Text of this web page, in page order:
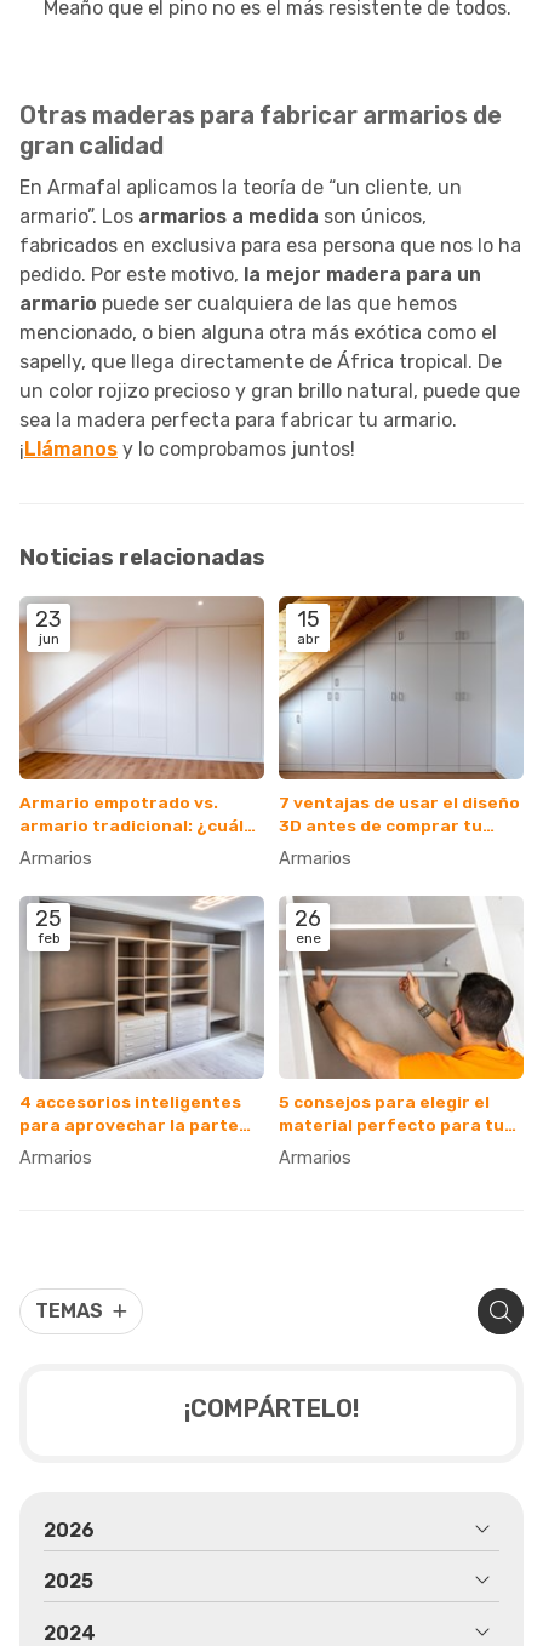
TEMAS
Meaño que el pino no es el más resistente de todos.
Otras maderas para fabricar armarios de
gran calidad
En Armafal aplicamos la teoría de “un cliente, un
armario”. Los armarios a medida son únicos,
fabricados en exclusiva para esa persona que nos lo ha
pedido. Por este motivo, la mejor madera para un
armario puede ser cualquiera de las que hemos
mencionado, o bien alguna otra más exótica como el
sapelly, que llega directamente de África tropical. De
un color rojizo precioso y gran brillo natural, puede que
sea la madera perfecta para fabricar tu armario.
¡Llámanos y lo comprobamos juntos!
Noticias relacionadas
23
jun
Armario empotrado vs.
armario tradicional: ¿cuál
es el ideal para mí?
Armarios
15
abr
7 ventajas de usar el diseño
3D antes de comprar tu
armario
Armarios
25
feb
4 accesorios inteligentes
para aprovechar la parte
más alta del armario
Armarios
26
ene
5 consejos para elegir el
material perfecto para tu
armario de madera
Armarios
¡COMPÁRTELO!
2026
2025
2024